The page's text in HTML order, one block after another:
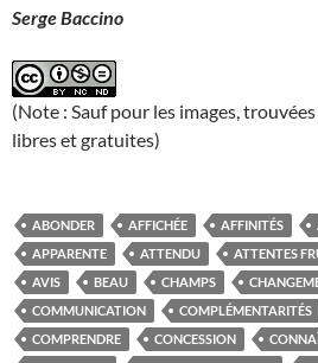
Serge Baccino
(Note : Sauf pour les images,
libres et gratuites)
ABONDER AFFICHÉE AFFINITÉS
APPARENTE
ATTENDU ATTENTES
AVIS
BEAU CHAMPS
COMMUNICATION
COMPLÉMENTARITÉS
COMPRENDRE
CONCESSION